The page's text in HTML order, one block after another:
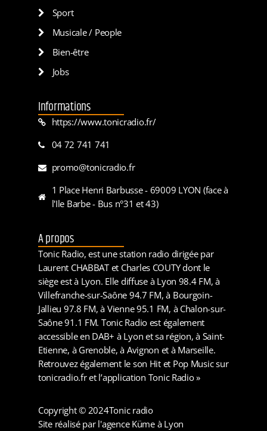
Sport
Musicale / People
Bien-être
Jobs
Informations
https://www.tonicradio.fr/
04 72 741 741
promo@tonicradio.fr
1 Place Henri Barbusse - 69009 LYON (face à
l'Ile Barbe - Bus n°31 et 43)
A propos
Tonic Radio, est une station radio dirigée par
Laurent CHABBAT et Charles COUTY dont le
siège est à Lyon. Elle diffuse à Lyon 98.4 FM, à
Villefranche-sur-Saône 94.7 FM, à Bourgoin-
Jallieu 97.8 FM, à Vienne 95.1 FM, à Chalon-sur-
Saône 91.1 FM. Tonic Radio est également
accessible en DAB+ à Lyon et sa région, à Saint-
Etienne, à Grenoble, à Avignon et à Marseille.
Retrouvez également le son Hit et Pop Music sur
tonicradio.fr et l’application Tonic Radio »
Copyright © 2024Tonic radio
Site réalisé par l'agence Küme à Lyon